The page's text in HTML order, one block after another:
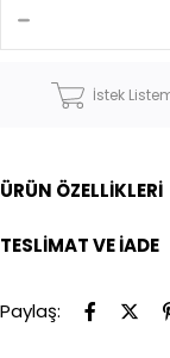
İstek
ÜRÜN ÖZELLIKLERI
TESLIMAT VE İADE
Paylaş: